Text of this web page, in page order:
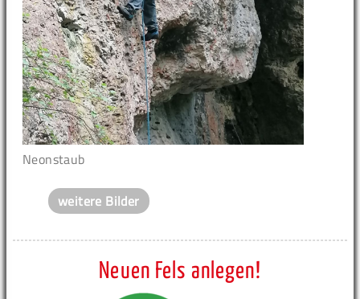
Neonstaub
weitere Bilder
Neuen Fels anlegen!